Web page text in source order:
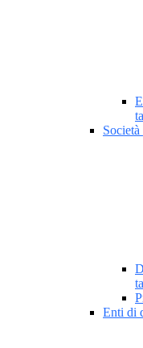
Enti di